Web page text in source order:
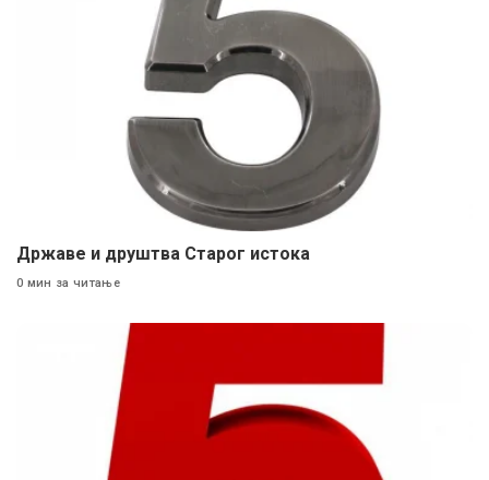
Државе и друштва Старог истока
0 мин за читање